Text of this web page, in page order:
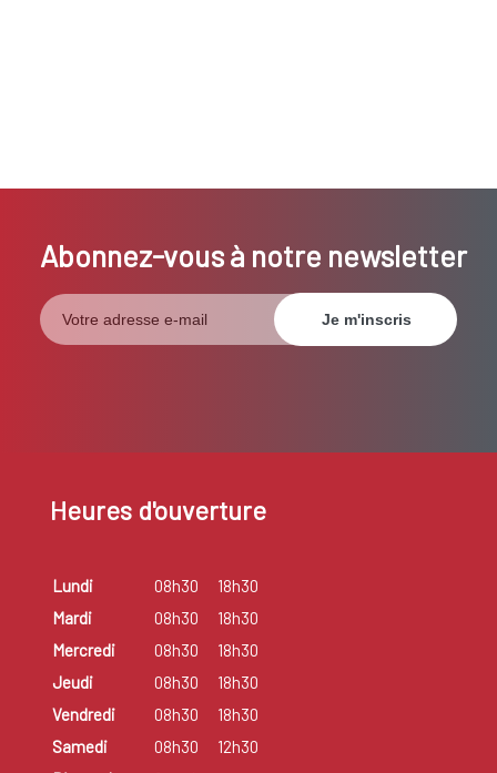
Abonnez-vous à notre newsletter
Heures d'ouverture
Lundi 08h30
18h30
Mardi
08h30
18h30
Mercredi
08h30
18h30
Jeudi
08h30
18h30
Vendredi
08h30
18h30
Samedi
08h30
12h30